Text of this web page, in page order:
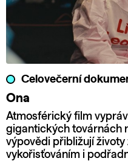
Celovečerní
Ona
Atmosférický film
gigantických továrnách
výpovědi přibližují
vykořisťováním i